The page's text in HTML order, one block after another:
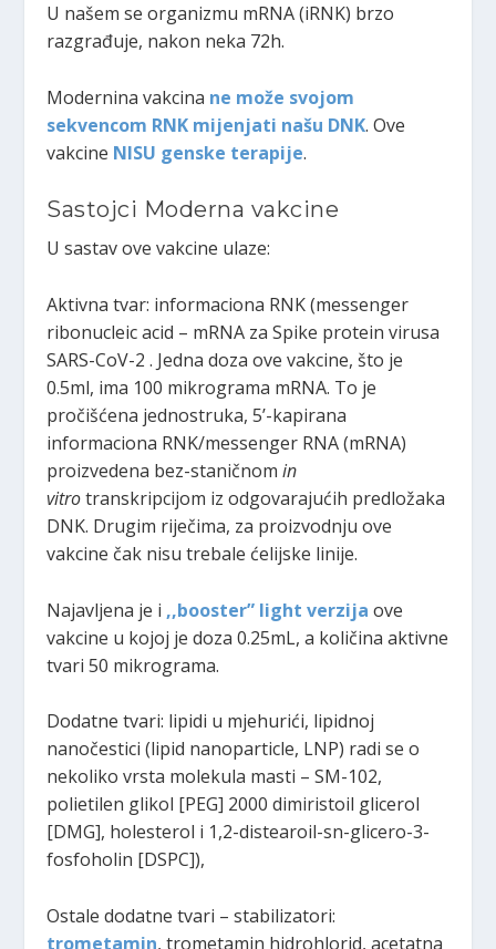
U našem se organizmu mRNA (iRNK) brzo
razgrađuje, nakon neka 72h.
Modernina vakcina ne može svojom
sekvencom RNK mijenjati našu DNK. Ove
vakcine NISU genske terapije.
Sastojci Moderna vakcine
U sastav ove vakcine ulaze:
Aktivna tvar: informaciona RNK (messenger
ribonucleic acid – mRNA za Spike protein virusa
SARS-CoV-2 . Jedna doza ove vakcine, što je
0.5ml, ima 100 mikrograma mRNA. To je
pročišćena jednostruka, 5’-kapirana
informaciona RNK/messenger RNA (mRNA)
proizvedena bez-staničnomin
vitrotranskripcijom iz odgovarajućih predložaka
DNK. Drugim riječima, za proizvodnju ove
vakcine čak nisu trebale ćelijske linije.
Najavljena je i ,,booster” light verzija ove
vakcine u kojoj je doza 0.25mL, a količina aktivne
tvari 50 mikrograma.
Dodatne tvari: lipidi u mjehurići, lipidnoj
nanočestici (lipid nanoparticle, LNP) radi se o
nekoliko vrsta molekula masti – SM-102,
polietilen glikol [PEG] 2000 dimiristoil glicerol
[DMG], holesterol i 1,2-distearoil-sn-glicero-3-
fosfoholin [DSPC]),
Ostale dodatne tvari – stabilizatori:
trometamin, trometamin hidrohlorid, acetatna